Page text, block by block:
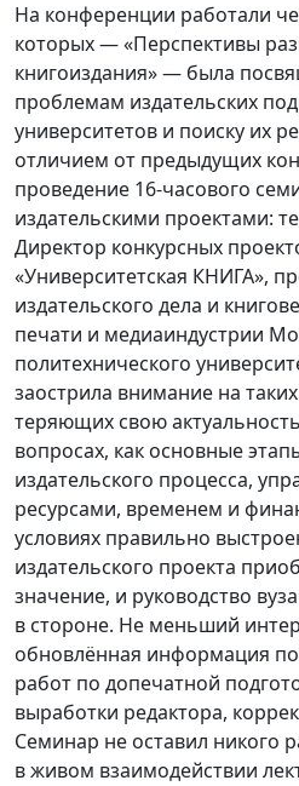
На конференции работали
которых — «Перспективы
книгоиздания» — была
проблемам издательских
университетов и поиску их
отличием от предыдущих
проведение 16-часового
издательскими проектами:
Директор конкурсных
«Университетская КНИГА»,
издательского дела и
печати и медиаиндустрии
политехнического
заострила внимание на
теряющих свою
вопросах, как основные
издательского процесса,
ресурсами, временем и
условиях правильно
издательского проекта
значение, и руководство
в стороне. Не меньший
обновлённая информация
работ по допечатной
выработки редактора,
Семинар не оставил
в живом взаимодействии